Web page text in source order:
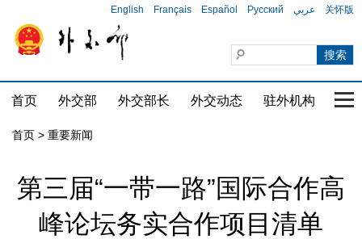
English Français Español Русский عربي 关怀版
首页 外交部 外交部长 外交动态 驻外机构 国
首页 > 重要新闻
第三届“一带一路”国际合作高
峰论坛务实合作项目清单